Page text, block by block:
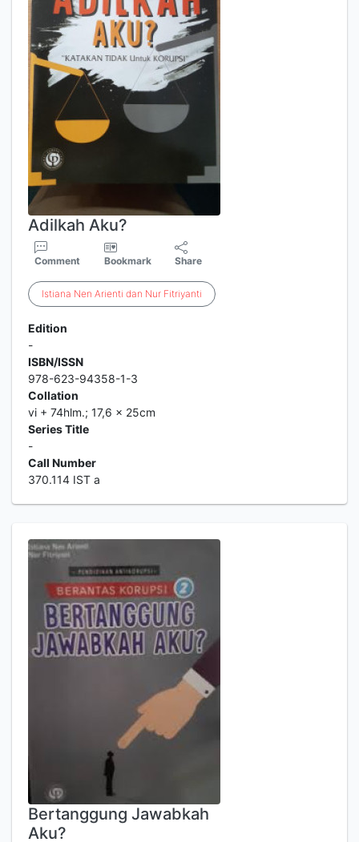
Adilkah Aku?
Comment Bookmark Share
Istiana Nen Arienti dan Nur Fitriyanti
Edition
-
ISBN/ISSN
978-623-94358-1-3
Collation
vi + 74hlm.; 17,6 x 25cm
Series Title
-
Call Number
370.114 IST a
Bertanggung Jawabkah
Aku?